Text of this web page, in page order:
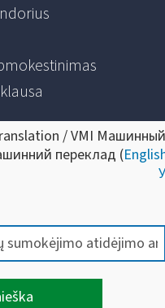
/ VMI
переклад (